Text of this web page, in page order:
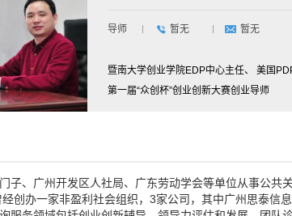
导师 暂无 暂无
暨南大学创业学院EDP中心主任、 美国
第一届“众创杯”创业创新大赛创业导师
、广州开发区人社局、广东劳动学会等单位从事公共
创办一家非盈利社会组织，3家公司，其中广州思泰信